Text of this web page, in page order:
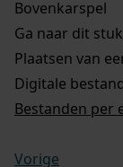
Bovenkarspel
Ga naar dit
Plaatsen van
Digitale
Bestanden per
Vorige